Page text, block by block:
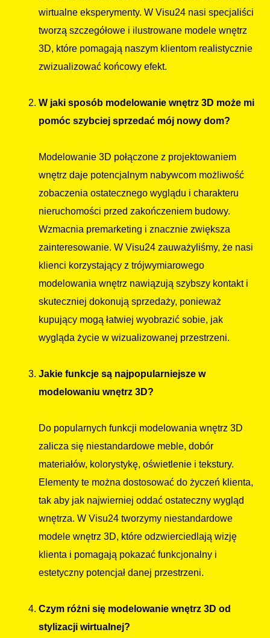
wirtualne eksperymenty. W Visu24 nasi specjaliści
tworzą szczegółowe i ilustrowane modele wnętrz
3D, które pomagają naszym klientom realistycznie
zwizualizować końcowy efekt.
W jaki sposób modelowanie wnętrz 3D może mi
pomóc szybciej sprzedać mój nowy dom?
Modelowanie 3D połączone z projektowaniem
wnętrz daje potencjalnym nabywcom możliwość
zobaczenia ostatecznego wyglądu i charakteru
nieruchomości przed zakończeniem budowy.
Wzmacnia premarketing i znacznie zwiększa
zainteresowanie. W Visu24 zauważyliśmy, że nasi
klienci korzystający z trójwymiarowego
modelowania wnętrz nawiązują szybszy kontakt i
skuteczniej dokonują sprzedaży, ponieważ
kupujący mogą łatwiej wyobrazić sobie, jak
wygląda życie w wizualizowanej przestrzeni.
Jakie funkcje są najpopularniejsze w
modelowaniu wnętrz 3D?
Do popularnych funkcji modelowania wnętrz 3D
zalicza się niestandardowe meble, dobór
materiałów, kolorystykę, oświetlenie i tekstury.
Elementy te można dostosować do życzeń klienta,
tak aby jak najwierniej oddać ostateczny wygląd
wnętrza. W Visu24 tworzymy niestandardowe
modele wnętrz 3D, które odzwierciedlają wizję
klienta i pomagają pokazać funkcjonalny i
estetyczny potencjał danej przestrzeni.
Czym różni się modelowanie wnętrz 3D od
stylizacji wirtualnej?